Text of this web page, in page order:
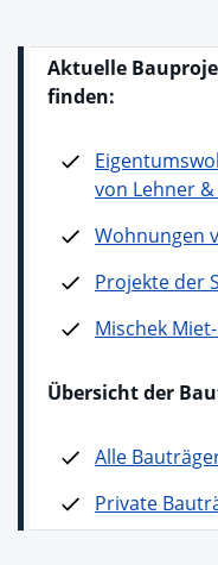
Aktuelle
finden:
von Lehner
Wohnungen
Projekte der
Mischek
Übersicht der
Alle
Private